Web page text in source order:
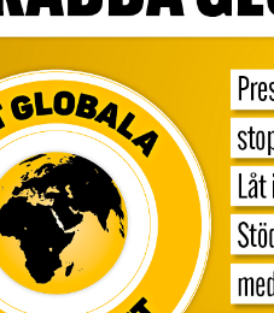
av andra länder –
för känsligt, säger han till
Mike Starkie från
att innebära ett enormt
säger han.
att gruvdrift, precis